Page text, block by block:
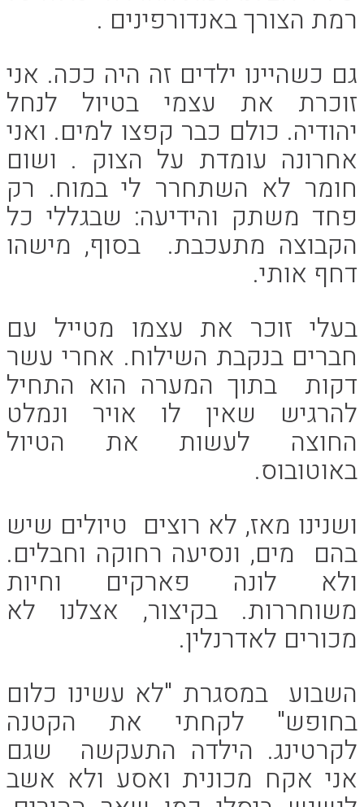
רמת הצורך באנדורפינים .
גם כשהיינו ילדים זה היה ככה. אני
זוכרת את עצמי בטיול לנחל
יהודיה. כולם כבר קפצו למים. ואני
אחרונה עומדת על הצוק . ושום
חומר לא השתחרר לי במוח. רק
פחד משתק והידיעה: שבגללי כל
הקבוצה מתעכבת. בסוף, מישהו
דחף אותי.
בעלי זוכר את עצמו מטייל עם
חברים בנקבת השילוח. אחרי עשר
דקות בתוך המערה הוא התחיל
להרגיש שאין לו אויר ונמלט
החוצה לעשות את הטיול
באוטובוס.
ושנינו מאז, לא רוצים טיולים שיש
בהם מים, ונסיעה רחוקה וחבלים.
ולא לונה פארקים וחיות
משוחררות. בקיצור, אצלנו לא
מכורים לאדרנלין.
השבוע במסגרת "לא עשינו כלום
בחופש" לקחתי את הקטנה
לקרטינג. הילדה התעקשה שגם
אני אקח מכונית ואסע ולא אשב